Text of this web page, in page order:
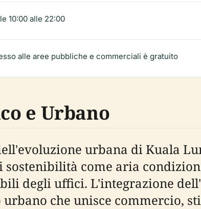
10:00 alle 22:00
alle aree pubbliche e commerciali è gratuito
e Urbano
urbana di Kuala
come aria
degli uffici. L'integrazione
che unisce commercio,